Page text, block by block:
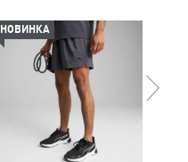
НОВИНКА